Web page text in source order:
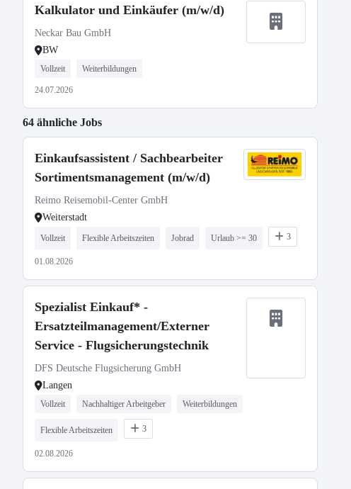
Kalkulator und Einkäufer (m/w/d)
Neckar Bau GmbH
BW
Vollzeit Weiterbildungen
24.07.2026
64 ähnliche Jobs
Einkaufsassistent / Sachbearbeiter
Sortimentsmanagement (m/w/d)
Reimo Reisemobil-Center GmbH
Weiterstadt
Vollzeit Flexible Arbeitszeiten Jobrad Urlaub >= 30 3
01.08.2026
Spezialist Einkauf* -
Ersatzteilmanagement/Externer
Service - Flugsicherungstechnik
DFS Deutsche Flugsicherung GmbH
Langen
Vollzeit Nachhaltiger Arbeitgeber Weiterbildungen
Flexible Arbeitszeiten 3
02.08.2026